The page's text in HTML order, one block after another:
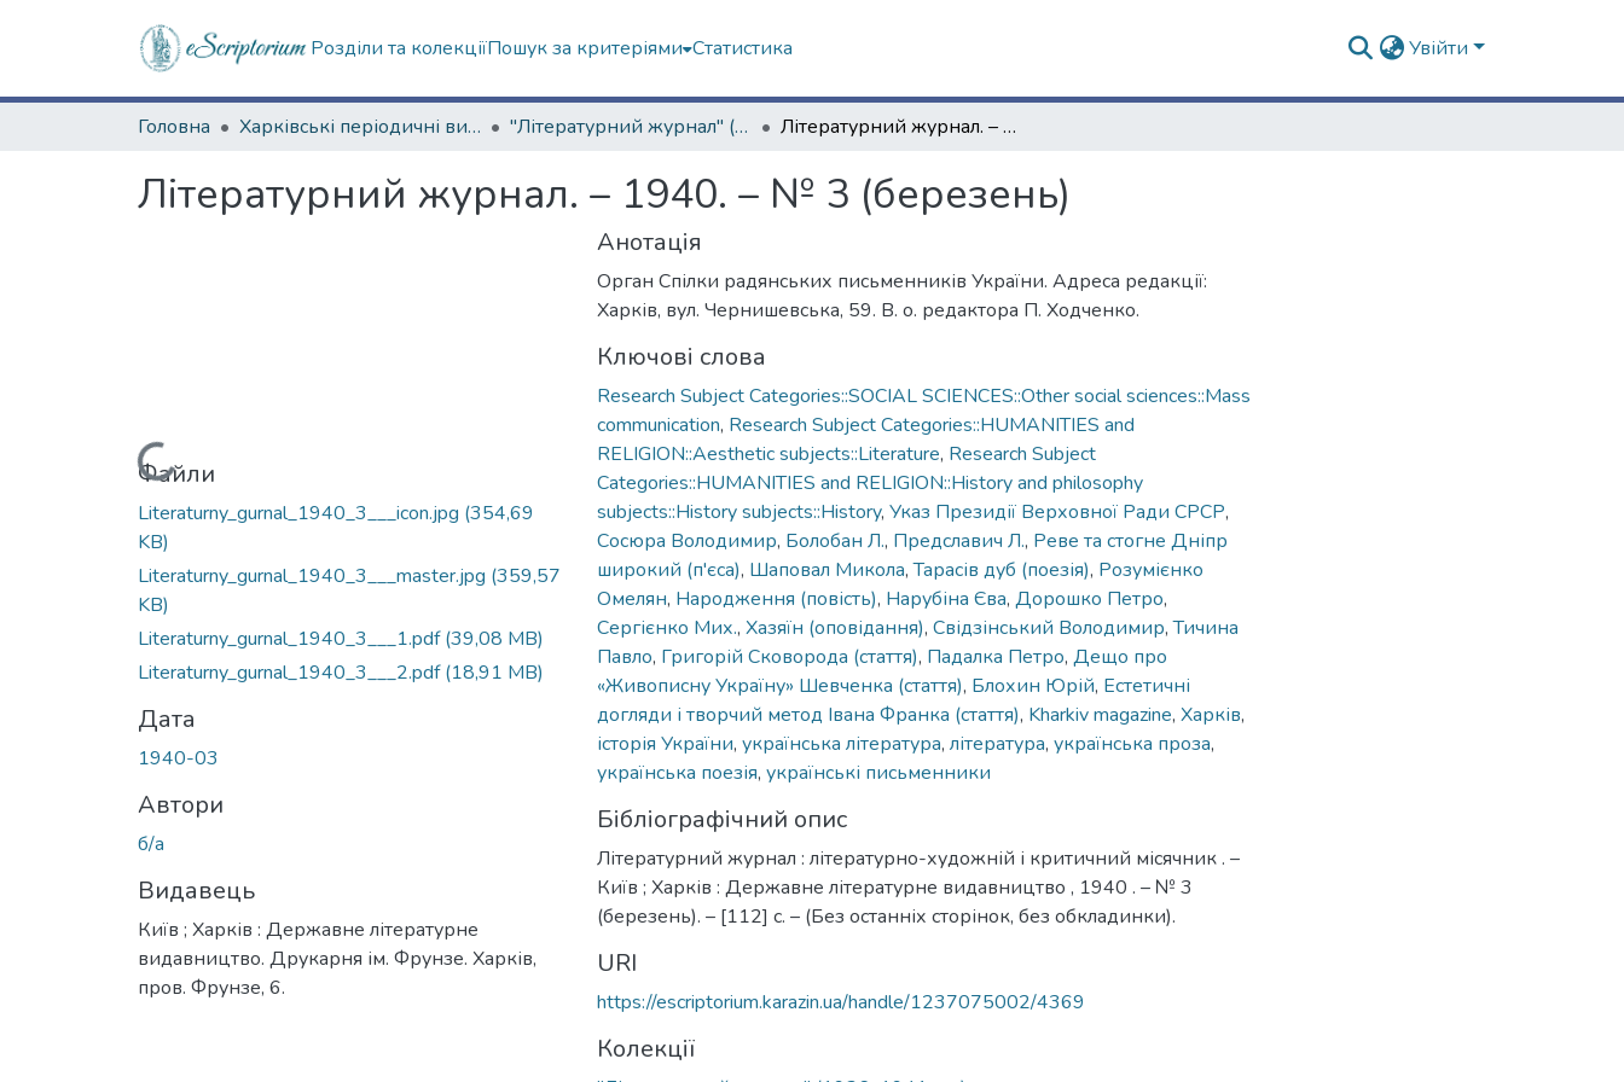
Розділи та колекціїПошук за критеріями Статистика Увійти
Головна Харківські періодичні видання "Літературний журнал" (1936–1941 рр.) Літературний журнал. – 1940. – № 3 (березень)
Літературний журнал. – 1940. – № 3 (березень)
Вантажиться...
Файли
Literaturny_gurnal_1940_3___icon.jpg (354,69
KB)
Literaturny_gurnal_1940_3___master.jpg (359,57
KB)
Literaturny_gurnal_1940_3___1.pdf(39,08 MB)
Literaturny_gurnal_1940_3___2.pdf(18,91 MB)
Дата
1940-03
Автори
б/а
Видавець
Київ ; Харків : Державне літературне
видавництво. Друкарня ім. Фрунзе. Харків,
пров. Фрунзе, 6.
Анотація
Орган Спілки радянських письменників України. Адреса редакції:
Харків, вул. Чернишевська, 59. В. о. редактора П. Ходченко.
Ключові слова
Research Subject Categories::SOCIAL SCIENCES::Other social sciences::Mass
communication, Research Subject Categories::HUMANITIES and
RELIGION::Aesthetic subjects::Literature, Research Subject
Categories::HUMANITIES and RELIGION::History and philosophy
subjects::History subjects::History, Указ Президії Верховної Ради СРСР,
Сосюра Володимир, Болобан Л., Предславич Л., Реве та стогне Дніпр
широкий (п'єса), Шаповал Микола,Тарасів дуб (поезія), Розумієнко
Омелян, Народження (повість), Нарубіна Єва, Дорошко Петро,
Сергієнко Мих., Хазяїн (оповідання), Свідзінський Володимир,Тичина
Павло, Григорій Сковорода (стаття), Падалка Петро, Дещо про
«Живописну Україну» Шевченка (стаття), Блохин Юрій, Естетичні
догляди і творчий метод Івана Франка (стаття), Kharkiv magazine, Харків,
історія України, українська література, література, українська проза,
українська поезія, українські письменники
Бібліографічний опис
Літературний журнал : літературно-художній і критичний місячник . –
Київ ; Харків : Державне літературне видавництво , 1940 . – № 3
(березень). – [112] с. – (Без останніх сторінок, без обкладинки).
URI
https://escriptorium.karazin.ua/handle/1237075002/4369
Колекції